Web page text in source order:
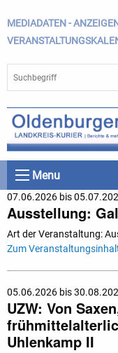
MEDIADATEN -
Menu
07.06.2026 bis
Ausstellung:
Art der Veranstaltung:
Zum
05.06.2026 bis
UZW: Von
Uhlenkamp II